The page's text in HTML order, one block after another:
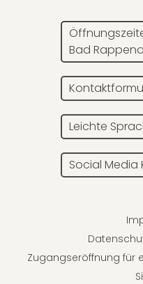
Bad
Leichte
Social Media
Zugangseröffnung für